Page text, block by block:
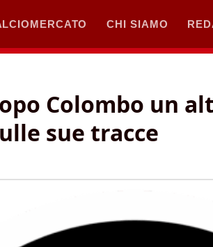
CHI SIAMO
Colombo un
sue tracce